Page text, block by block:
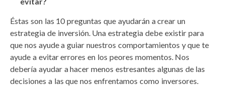
Éstas son las 10 preguntas que ayudarán a crear un
estrategia de inversión. Una estrategia debe existir para
que nos ayude a guiar nuestros comportamientos y que te
ayude a evitar errores en los peores momentos. Nos
debería ayudar a hacer menos estresantes algunas de las
decisiones a las que nos enfrentamos como inversores.